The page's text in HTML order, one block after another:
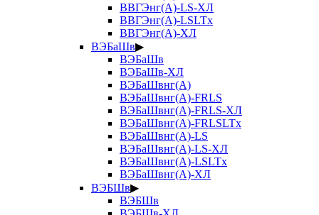
ВВГЭнг(А)-LS-ХЛ
ВВГЭнг(А)-LSLTx
ВВГЭнг(А)-ХЛ
ВЭБаШв▶
ВЭБаШв
ВЭБаШв-ХЛ
ВЭБаШвнг(А)
ВЭБаШвнг(А)-FRLS
ВЭБаШвнг(А)-FRLS-ХЛ
ВЭБаШвнг(А)-FRLSLTx
ВЭБаШвнг(А)-LS
ВЭБаШвнг(А)-LS-ХЛ
ВЭБаШвнг(А)-LSLTx
ВЭБаШвнг(А)-ХЛ
ВЭБШв▶
ВЭБШв